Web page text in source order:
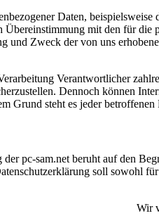
Daten,
mit den für die
Zweck der von uns
Verantwortlicher
Dennoch können
Grund steht es jeder
der pc-sam.net beruht auf den
soll sowohl
Wir